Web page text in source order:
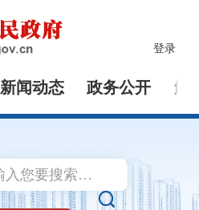
登录
新闻动态 政务公开 解
